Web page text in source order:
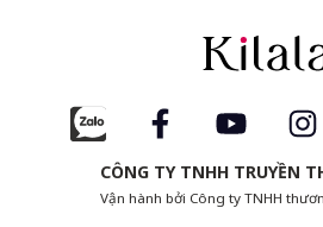
CÔNG TY TNHH TRUYỀN
Vận hành bởi Công ty TNHH